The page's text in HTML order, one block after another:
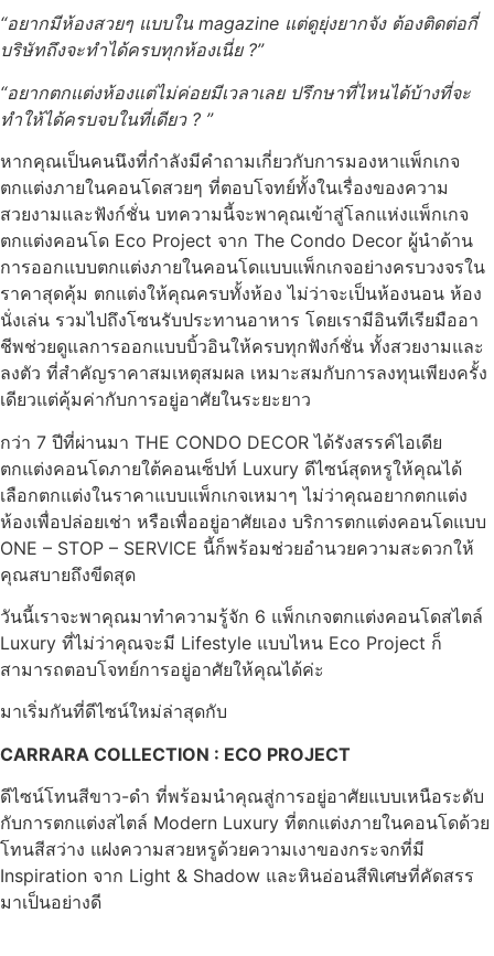
“อยากมีห้องสวยๆ แบบใน magazine แต่ดูยุ่งยากจัง ต้องติดต่อกี่
บริษัทถึงจะทำได้ครบทุกห้องเนี่ย ?”
“อยากตกแต่งห้องแต่ไม่ค่อยมีเวลาเลย ปรึกษาที่ไหนได้บ้างที่จะ
ทำให้ได้ครบจบในที่เดียว ? ”
หากคุณเป็นคนนึงที่กำลังมีคำถามเกี่ยวกับการมองหาแพ็กเกจ
ตกแต่งภายในคอนโดสวยๆ ที่ตอบโจทย์ทั้งในเรื่องของความ
สวยงามและฟังก์ชั่น บทความนี้จะพาคุณเข้าสู่โลกแห่งแพ็กเกจ
ตกแต่งคอนโด Eco Project จาก The Condo Decor ผู้นำด้าน
การออกแบบตกแต่งภายในคอนโดแบบแพ็กเกจอย่างครบวงจรใน
ราคาสุดคุ้ม ตกแต่งให้คุณครบทั้งห้อง ไม่ว่าจะเป็นห้องนอน ห้อง
นั่งเล่น รวมไปถึงโซนรับประทานอาหาร โดยเรามีอินทีเรียมืออา
ชีพช่วยดูแลการออกแบบบิ้วอินให้ครบทุกฟังก์ชั่น ทั้งสวยงามและ
ลงตัว ที่สำคัญราคาสมเหตุสมผล เหมาะสมกับการลงทุนเพียงครั้ง
เดียวแต่คุ้มค่ากับการอยู่อาศัยในระยะยาว
กว่า 7 ปีที่ผ่านมา THE CONDO DECOR ได้รังสรรค์ไอเดีย
ตกแต่งคอนโดภายใต้คอนเซ็ปท์ Luxury ดีไซน์สุดหรูให้คุณได้
เลือกตกแต่งในราคาแบบแพ็กเกจเหมาๆ ไม่ว่าคุณอยากตกแต่ง
ห้องเพื่อปล่อยเช่า หรือเพื่ออยู่อาศัยเอง บริการตกแต่งคอนโดแบบ
ONE – STOP – SERVICE นี้ก็พร้อมช่วยอำนวยความสะดวกให้
คุณสบายถึงขีดสุด
วันนี้เราจะพาคุณมาทำความรู้จัก 6 แพ็กเกจตกแต่งคอนโดสไตล์
Luxury ที่ไม่ว่าคุณจะมี Lifestyle แบบไหน Eco Project ก็
สามารถตอบโจทย์การอยู่อาศัยให้คุณได้ค่ะ
มาเริ่มกันที่ดีไซน์ใหม่ล่าสุดกับ
CARRARA COLLECTION : ECO PROJECT
ดีไซน์โทนสีขาว-ดำ ที่พร้อมนำคุณสู่การอยู่อาศัยแบบเหนือระดับ
กับการตกแต่งสไตล์ Modern Luxury ที่ตกแต่งภายในคอนโดด้วย
โทนสีสว่าง แฝงความสวยหรูด้วยความเงาของกระจกที่มี
Inspiration จาก Light & Shadow และหินอ่อนสีพิเศษที่คัดสรร
มาเป็นอย่างดี